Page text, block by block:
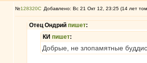
№128320 Добавлено: Вс 21 Окт 12, 23:25 (14 лет
Отец Ондрий пишет:
КИ пишет:
Добрые, не злопамятные